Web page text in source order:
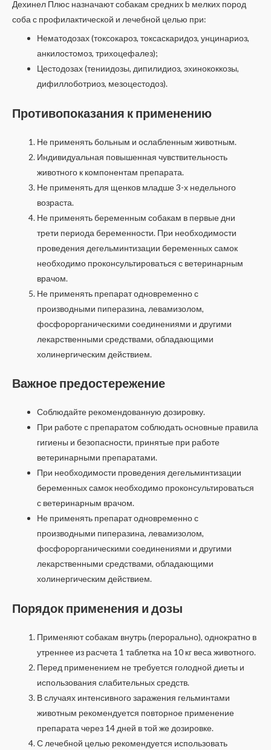
Дехинел Плюс назначают собакам средних b мелких пород
соба с профилактической и лечебной целью при:
Нематодозах (токсокароз, токсаскаридоз, унцинариоз,
анкилостомоз, трихоцефалез);
Цестодозах (тениидозы, дипилидиоз, эхинококкозы,
дифиллоботриоз, мезоцестодоз).
Противопоказания к применению
Не применять больным и ослабленным животным.
Индивидуальная повышенная чувствительность
животного к компонентам препарата.
Не применять для щенков младше 3-х недельного
возраста.
Не применять беременным собакам в первые дни
трети периода беременности. При необходимости
проведения дегельминтизации беременных самок
необходимо проконсультироваться с ветеринарным
врачом.
Не применять препарат одновременно с
производными пиперазина, левамизолом,
фосфорорганическими соединениями и другими
лекарственными средствами, обладающими
холинергическим действием.
Важное предостережение
Соблюдайте рекомендованную дозировку.
При работе с препаратом соблюдать основные правила
гигиены и безопасности, принятые при работе
ветеринарными препаратами.
При необходимости проведения дегельминтизации
беременных самок необходимо проконсультироваться
с ветеринарным врачом.
Не применять препарат одновременно с
производными пиперазина, левамизолом,
фосфорорганическими соединениями и другими
лекарственными средствами, обладающими
холинергическим действием.
Порядок применения и дозы
Применяют собакам внутрь (перорально), однократно в
утреннее из расчета 1 таблетка на 10 кг веса животного.
Перед применением не требуется голодной диеты и
использования слабительных средств.
В случаях интенсивного заражения гельминтами
животным рекомендуется повторное применение
препарата через 14 дней в той же дозировке.
С лечебной целью рекомендуется использовать